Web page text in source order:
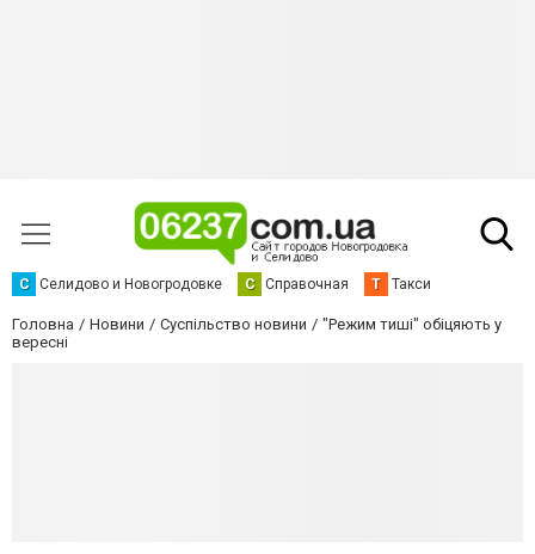
С Селидово и Новогродовке С Справочная Т Такси
Головна Новини Суспільство новини
"Режим тиші" обіцяють у
вересні